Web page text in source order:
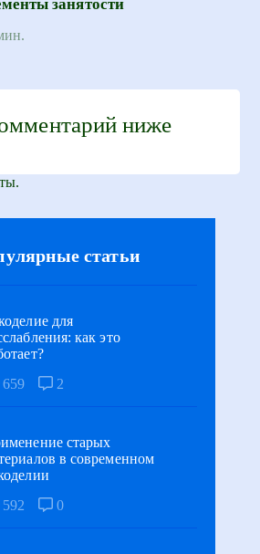
занятости
ниже
статьи
для
как это
659
2
старых
в современном
592
0